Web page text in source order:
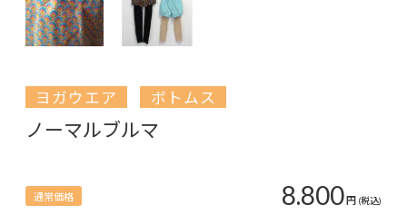
ヨガウエア ボトムス
ノーマルブルマ
通常価格 8.800円 (税込)